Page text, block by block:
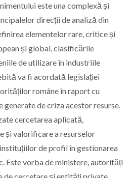
este una complexă și
direcții de analiză din
elementelor rare, critice și
și global, clasificările
de utilizare în industriile
va fi acordată legislației
române în raport cu
de criza acestor resurse.
cercetarea aplicată,
și valorificare a resurselor
de profil în gestionarea
Este vorba de ministere, autorități